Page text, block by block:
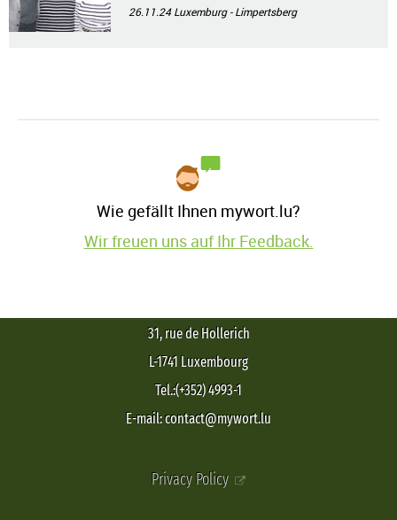
26.11.24Luxemburg - Limpertsberg
Wie gefällt Ihnen mywort.lu?
Wir freuen uns auf Ihr Feedback.
31, rue de Hollerich
L-1741 Luxembourg
Tel.:(+352) 4993-1
E-mail: contact@mywort.lu
Privacy Policy